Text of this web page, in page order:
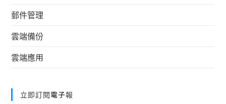
郵件管理
雲端備份
雲端應用
立即訂閱電子報